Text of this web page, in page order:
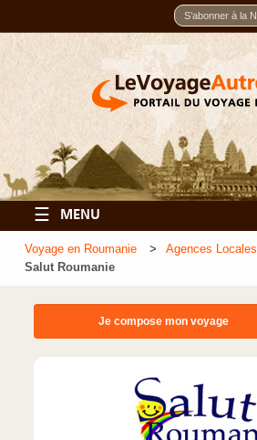
☰ MENU
Voyage en Roumanie
Agences Locales
Salut Roumanie
Je compose mon voyage